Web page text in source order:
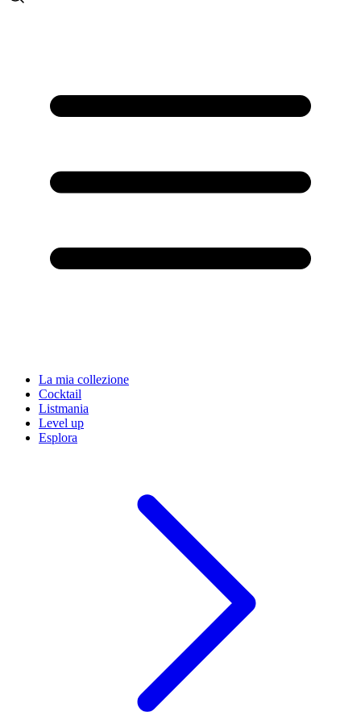
La mia collezione
Cocktail
Listmania
Level up
Esplora